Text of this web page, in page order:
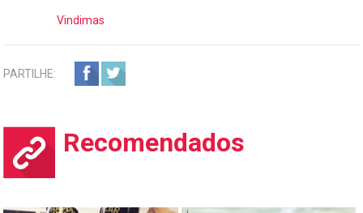
Vindimas
PARTILHE:
Recomendados